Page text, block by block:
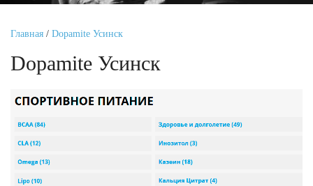
Главная / Dopamite Усинск
Dopamite Усинск